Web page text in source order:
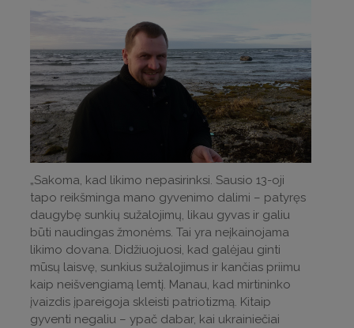
„Sakoma, kad likimo nepasirinksi. Sausio 13-oji
tapo reikšminga mano gyvenimo dalimi – patyręs
daugybę sunkių sužalojimų, likau gyvas ir galiu
būti naudingas žmonėms. Tai yra neįkainojama
likimo dovana. Didžiuojuosi, kad galėjau ginti
mūsų laisvę, sunkius sužalojimus ir kančias priimu
kaip neišvengiamą lemtį. Manau, kad mirtininko
įvaizdis įpareigoja skleisti patriotizmą. Kitaip
gyventi negaliu – ypač dabar, kai ukrainiečiai